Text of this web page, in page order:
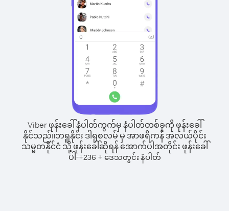
Viber ဖုန်းခေါ်နံပါတ်ကွက်မှ နံပါတ်တစ်ခုကို ဖုန်းခေါ်
နိုင်သည်။ဘရူနိုင်း ဒါရုစလမ် မှ အာဖရိကန် အလယ်ပိုင်း
သမ္မတနိုင်ငံ သို့ ဖုန်းခေါ်ဆိုရန် အောက်ပါအတိုင်း ဖုန်းခေါ်
ပါ-+236 + ဒေသတွင်း နံပါတ်